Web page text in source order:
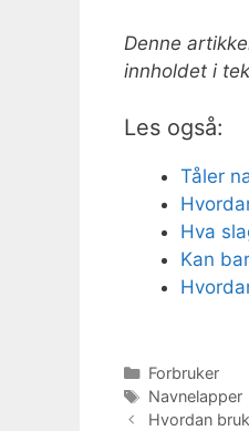
Denne
innholdet i
Les også:
Tåler
Hva
Kan
Kategorier
Forbruker
Stikkord
Navnelapper
Hvordan